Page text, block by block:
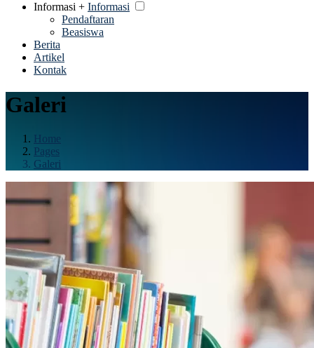
Informasi + Informasi
Pendaftaran
Beasiswa
Berita
Artikel
Kontak
Galeri
Home
Pages
Galeri